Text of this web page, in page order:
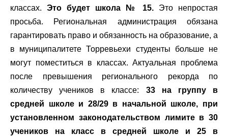
классах. Это будет школа № 15. Это непростая
просьба. Региональная администрация обязана
гарантировать право и обязанность на образование, а
в муниципалитете Торревьехи студенты больше не
могут поместиться в классах. Актуальная проблема
после превышения регионального рекорда по
количеству учеников в классе: 33 на группу в
средней школе и 28/29 в начальной школе, при
установленном законодательством лимите в 30
учеников на класс в средней школе и 25 в